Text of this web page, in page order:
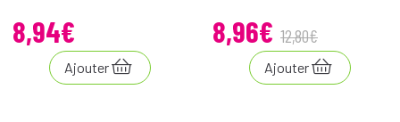
8,94€
Ajouter
8,96€ 12,80€
Ajouter